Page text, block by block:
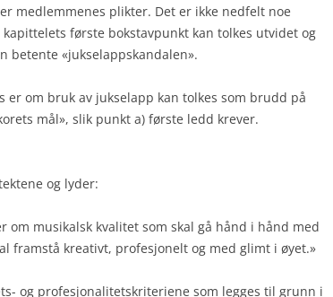
medlemmenes plikter. Det er ikke nedfelt noe
første bokstavpunkt kan tolkes utvidet og
betente «jukselappskandalen».
er om bruk av jukselapp kan tolkes som brudd på
mål», slik punkt a) første ledd krever.
og lyder:
om musikalsk kvalitet som skal gå hånd i hånd med
framstå kreativt, profesjonelt og med glimt i øyet.»
og profesjonalitetskriteriene som legges til grunn i